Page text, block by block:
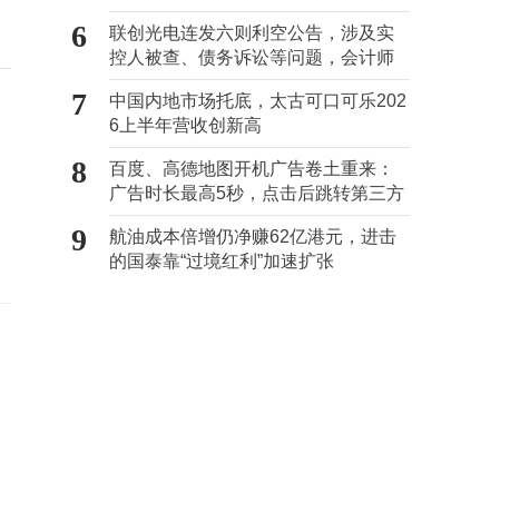
百万元
6
联创光电连发六则利空公告，涉及实
控人被查、债务诉讼等问题，会计师
事务所曾出具“保留意见”
7
中国内地市场托底，太古可口可乐202
6上半年营收创新高
8
百度、高德地图开机广告卷土重来：
广告时长最高5秒，点击后跳转第三方
9
航油成本倍增仍净赚62亿港元，进击
的国泰靠“过境红利”加速扩张